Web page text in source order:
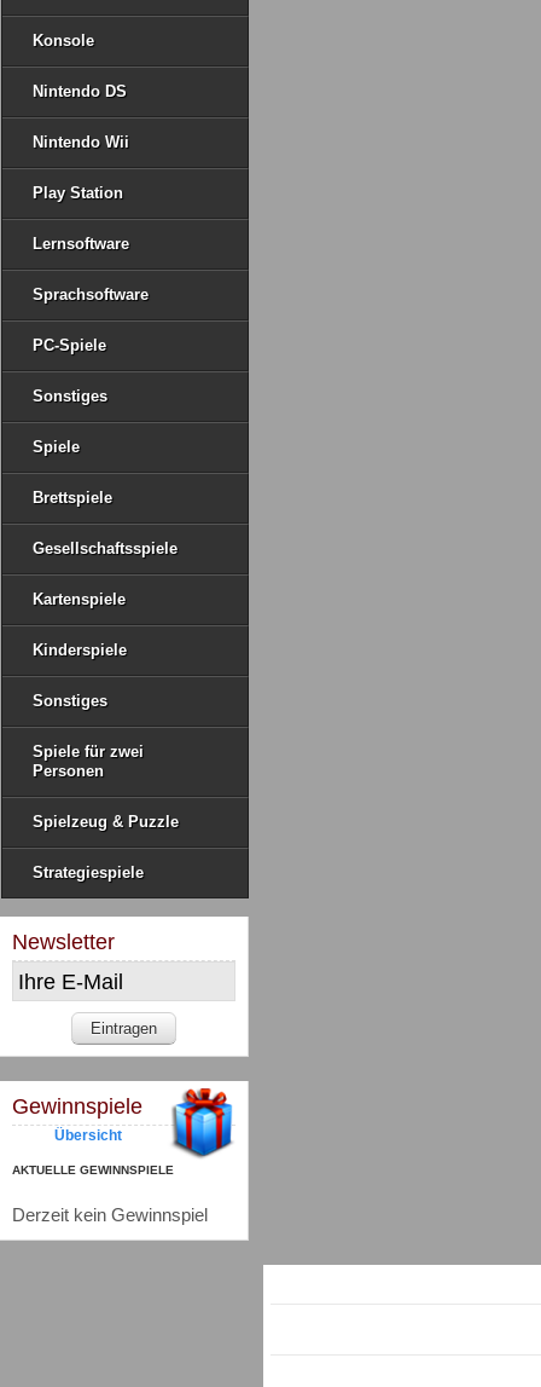
Konsole
Nintendo DS
Nintendo Wii
Play Station
Lernsoftware
Sprachsoftware
PC-Spiele
Sonstiges
Spiele
Brettspiele
Gesellschaftsspiele
Kartenspiele
Kinderspiele
Sonstiges
Spiele für zwei
Personen
Spielzeug & Puzzle
Strategiespiele
Newsletter
Gewinnspiele
Übersicht
AKTUELLE GEWINNSPIELE
Derzeit kein Gewinnspiel